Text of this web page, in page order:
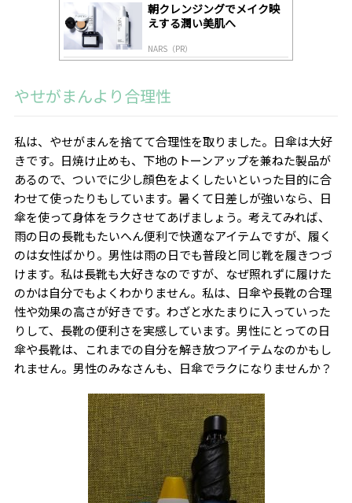
朝クレンジングでメイク映
えする潤い美肌へ
NARS（PR）
やせがまんより合理性
私は、やせがまんを捨てて合理性を取りました。日傘は大好
きです。日焼け止めも、下地のトーンアップを兼ねた製品が
あるので、ついでに少し顔色をよくしたいといった目的に合
わせて使ったりもしています。暑くて日差しが強いなら、日
傘を使って身体をラクさせてあげましょう。考えてみれば、
雨の日の長靴もたいへん便利で快適なアイテムですが、履く
のは女性ばかり。男性は雨の日でも普段と同じ靴を履きつづ
けます。私は長靴も大好きなのですが、なぜ照れずに履けた
のかは自分でもよくわかりません。私は、日傘や長靴の合理
性や効果の高さが好きです。わざと水たまりに入っていった
りして、長靴の便利さを実感しています。男性にとっての日
傘や長靴は、これまでの自分を解き放つアイテムなのかもし
れません。男性のみなさんも、日傘でラクになりませんか？